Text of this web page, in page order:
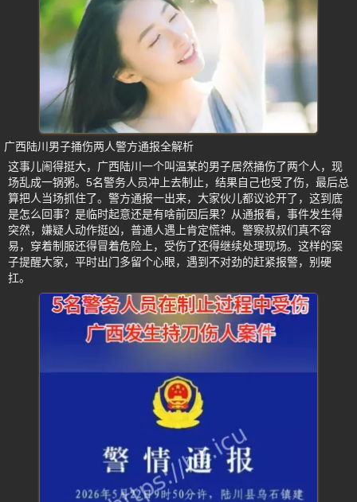
广西陆川男子捅伤两人警方通报全解析
这事儿闹得挺大，广西陆川一个叫温某的男子居然捅伤了两个人，现
场乱成一锅粥。5名警务人员冲上去制止，结果自己也受了伤，最后总
算把人当场抓住了。警方通报一出来，大家伙儿都议论开了，这到底
是怎么回事？是临时起意还是有啥前因后果？从通报看，事件发生得
突然，嫌疑人动作挺凶，普通人遇上肯定慌神。警察叔叔们真不容
易，穿着制服还得冒着危险上，受伤了还得继续处理现场。这样的案
子提醒大家，平时出门多留个心眼，遇到不对劲的赶紧报警，别硬
扛。